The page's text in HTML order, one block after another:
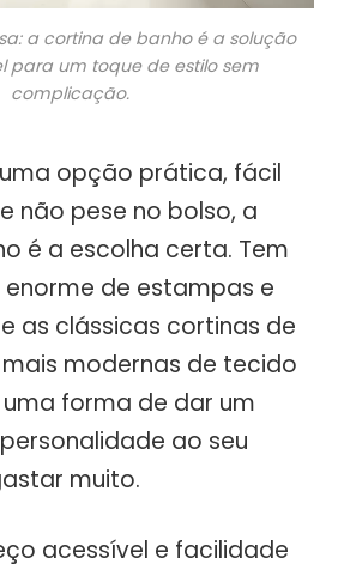
a cortina de banho é a solução
para um toque de estilo sem
complicação.
opção prática, fácil
não pese no bolso, a
é a escolha certa. Tem
de estampas e
as clássicas cortinas de
modernas de tecido
uma forma de dar um
ao seu
muito.
acessível e facilidade